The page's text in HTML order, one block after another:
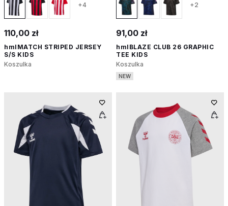
+4
110,00 zł
hmlMATCH STRIPED JERSEY
S/S KIDS
Koszulka
+2
91,00 zł
hmlBLAZE CLUB 26 GRAPHIC
TEE KIDS
Koszulka
NEW